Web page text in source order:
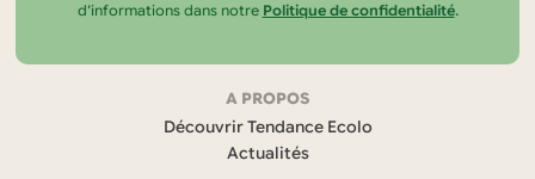
d’informations dans notre Politique de confidentialité.
A PROPOS
Découvrir Tendance Ecolo
Actualités